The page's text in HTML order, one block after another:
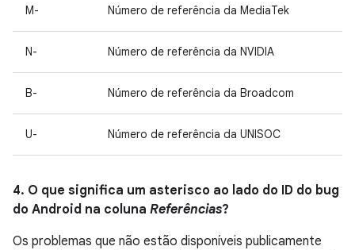
M- Número de referência da MediaTek
N- Número de referência da NVIDIA
B- Número de referência da Broadcom
U- Número de referência da UNISOC
4. O que significa um asterisco ao lado do ID do bug
do Android na coluna Referências?
Os problemas que não estão disponíveis publicamente